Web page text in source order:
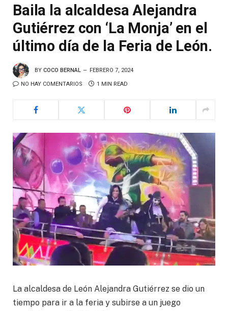
Baila la alcaldesa Alejandra
Gutiérrez con ‘La Monja’ en el
último día de la Feria de León.
BY COCO BERNAL FEBRERO 7, 2024
NO HAY COMENTARIOS 1 MIN READ
La alcaldesa de León Alejandra Gutiérrez se dio un
tiempo para ir a la feria y subirse a un juego